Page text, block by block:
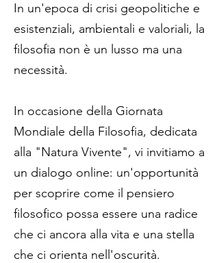
In un'epoca di crisi geopolitiche e
esistenziali, ambientali e valoriali, la
filosofia non è un lusso ma una
necessità.
In occasione della Giornata
Mondiale della Filosofia, dedicata
alla "Natura Vivente", vi invitiamo a
un dialogo online: un'opportunità
per scoprire come il pensiero
filosofico possa essere una radice
che ci ancora alla vita e una stella
che ci orienta nell'oscurità.